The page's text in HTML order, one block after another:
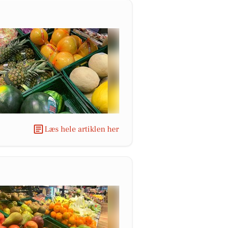
Læs hele artiklen her